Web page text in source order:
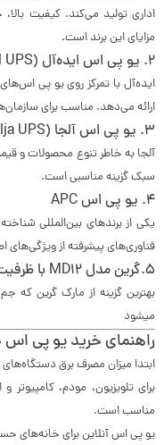
اداری تولید می‌کند. کیفیت
مزایای این برند است.
2. یو پی اس ایده‌آل (Ideal UPS)
ایده‌آل با تمرکز روی یو پی
ارائه می‌دهد. مناسب برای
3. یو پی اس آلجا (Alja UPS)
آلجا به خاطر تنوع محصولات و
سبک گزینه مناسبی است.
4. یو پی اس APC
یکی از برندهای بین‌المللی
فناوری‌های پیشرفته از
5.گرین مدل MD12 با ظرفیت 4400 میلی آمپر ساعت
بهترین گزینه از مارک گرین که
میشود
راهنمای خرید یو پی اس
ابتدا میزان مصرف برق
مناسب است.
یو پی اس آنلاین برای خانه‌های